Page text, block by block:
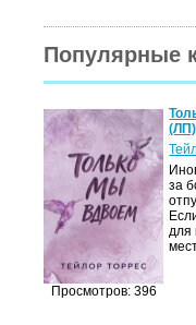
Популярные
Просмотров: 396
(ЛП)
за
для